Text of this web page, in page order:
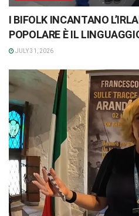
I BIFOLK INCANTANO
POPOLARE È IL
JULY 31, 2026